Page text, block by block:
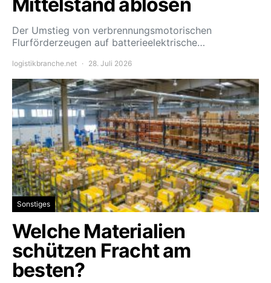
Der Umstieg von verbrennungsmotorischen
Flurförderzeugen auf batterieelektrische…
logistikbranche.net 28. Juli 2026
Sonstiges
Welche Materialien
schützen Fracht am
besten?